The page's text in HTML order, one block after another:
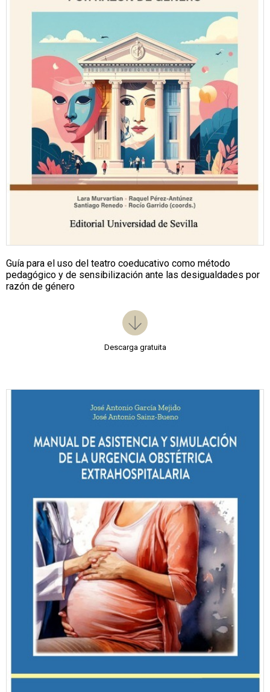
Guía para el uso del teatro coeducativo como método
pedagógico y de sensibilización ante las desigualdades por
razón de género
Descarga gratuita